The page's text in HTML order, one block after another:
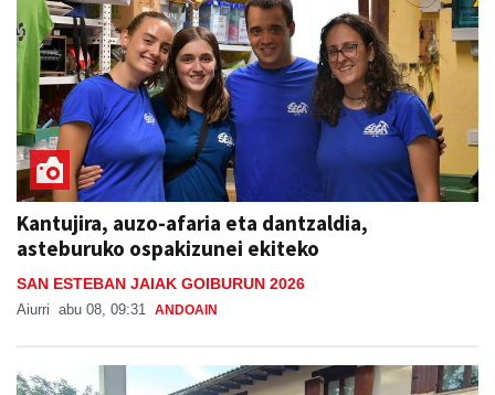
Kantujira, auzo-afaria eta dantzaldia,
asteburuko ospakizunei ekiteko
SAN ESTEBAN JAIAK GOIBURUN 2026
Aiurri abu 08, 09:31 ANDOAIN